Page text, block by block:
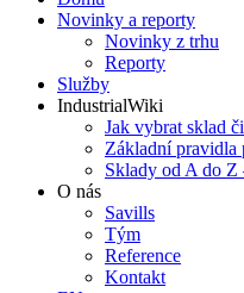
Novinky a reporty
Novinky z trhu
Reporty
Služby
IndustrialWiki
Jak vybrat sklad
Základní pravidla
Sklady od A do
O nás
Savills
Tým
Reference
Kontakt​